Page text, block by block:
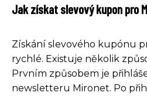
Jak získat slevový kupon pro
Získání slevového kupónu
rychlé. Existuje několik
Prvním způsobem je
newsletteru Mironet. Po